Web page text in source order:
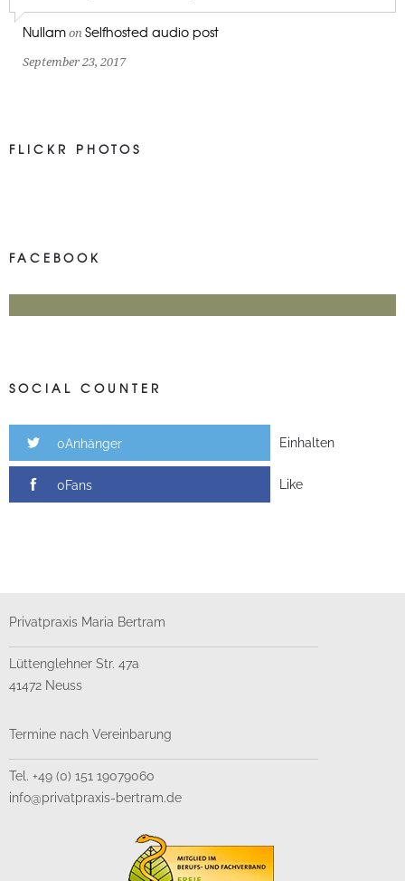
Nullam on Selfhosted audio post
September 23, 2017
FLICKR PHOTOS
FACEBOOK
SOCIAL COUNTER
0Anhänger Einhalten
0Fans Like
Privatpraxis Maria Bertram
Lüttenglehner Str. 47a
41472 Neuss
Termine nach Vereinbarung
Tel. +49 (0) 151 19079060
info@privatpraxis-bertram.de